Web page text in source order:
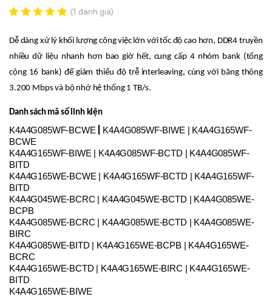
out of 5
based on
đánh giá
(1 đánh giá)
Dễ dàng xử lý khối lượng công việc lớn với tốc độ cao hơn, DDR4 truyền
nhiều dữ liệu nhanh hơn bao giờ hết, cung cấp 4 nhóm bank (tổng
cộng 16 bank) để giảm thiểu độ trễ interleaving, cùng với băng thông
3.200 Mbps và bộ nhớ hệ thống 1 TB/s.
Danh sách mã số linh kiện
K4A4G085WF-BCWE|
K4A4G085WF-BIWE | K4A4G165WF-
BCWE
K4A4G165WF-BIWE | K4A4G085WF-BCTD | K4A4G085WF-
BITD
K4A4G165WE-BCWE | K4A4G165WF-BCTD | K4A4G165WF-
BITD
K4A4G045WE-BCRC | K4A4G045WE-BCTD | K4A4G085WE-
BCPB
K4A4G085WE-BCRC | K4A4G085WE-BCTD | K4A4G085WE-
BIRC
K4A4G085WE-BITD | K4A4G165WE-BCPB | K4A4G165WE-
BCRC
K4A4G165WE-BCTD | K4A4G165WE-BIRC | K4A4G165WE-
BITD
K4A4G165WE-BIWE
- GDDR - GDDR6